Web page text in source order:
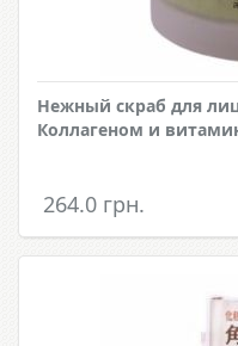
Нежный скраб для
Коллагеном и
264.0 грн.